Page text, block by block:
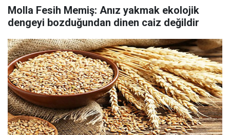
Molla Fesih Memiş: Anız yakmak ekolojik
dengeyi bozduğundan dinen caiz değildir